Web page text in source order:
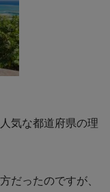
気な都道府県の理
だったのですが、